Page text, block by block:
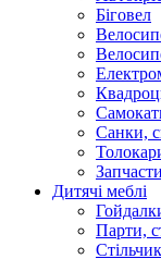
Біговел
Санки,
Дитячі меблі
Парти,